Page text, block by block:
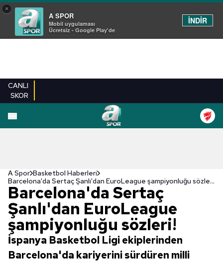
×
A SPOR
Mobil uygulaması
Ücretsiz - Google Play'de
İNDİR
CANLI
SKOR
A Spor Basketbol Haberleri
Barcelona'da Sertaç Şanlı'dan EuroLeague şampiyonluğu sözleri!
Barcelona'da Sertaç
Şanlı'dan EuroLeague
şampiyonluğu sözleri!
İspanya Basketbol Ligi ekiplerinden
Barcelona'da kariyerini sürdüren milli